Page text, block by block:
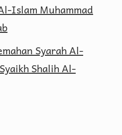
Islam Muhammad
Syarah Al-
Shalih Al-